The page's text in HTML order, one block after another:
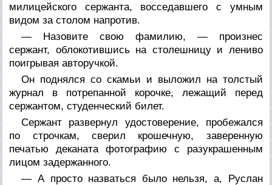
милицейского сержанта, восседавшего с умным
видом за столом напротив.
— Назовите свою фамилию, — произнес
сержант, облокотившись на столешницу и лениво
поигрывая авторучкой.
Он поднялся со скамьи и выложил на толстый
журнал в потрепанной корочке, лежащий перед
сержантом, студенческий билет.
Сержант развернул удостоверение, пробежался
по строчкам, сверил крошечную, заверенную
печатью деканата фотографию с разукрашенным
лицом задержанного.
— А просто назваться было нельзя, а, Руслан